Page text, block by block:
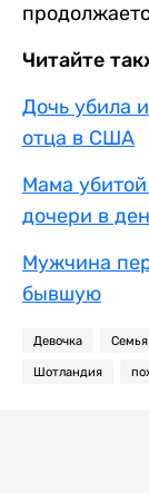
Читайте
Дочь убила
отца в США
Мама
дочери в
Мужчина
бывшую
Девочка Семья
Шотландия